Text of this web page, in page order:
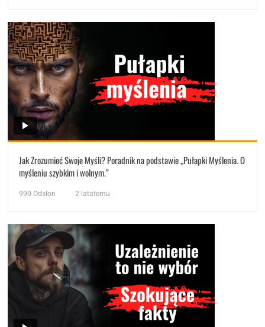
Jak Zrozumieć Swoje Myśli? Poradnik na podstawie „Pułapki Myślenia. O
myśleniu szybkim i wolnym.”
990 Odsłon 2 latatemu